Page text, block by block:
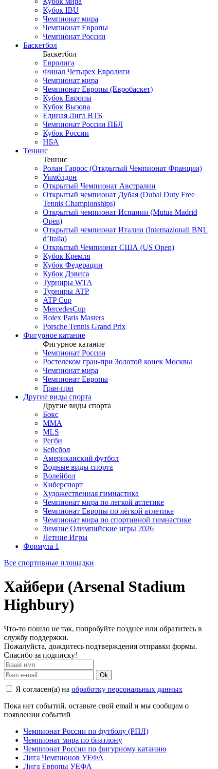
Кубок IBU
Чемпионат мира
Чемпионат Европы
Чемпионат России
Баскетбол
Баскетбол
Евролига
Финал Четырех Евролиги
Чемпионат мира
Чемпионат Европы (Евробаскет)
Кубок Европы
Кубок Вызова
Единая Лига ВТБ
Чемпионат России ПБЛ
Кубок России
НБА
Теннис
Теннис
Ролан Гаррос (Открытый Чемпионат Франции)
Уимблдон
Открытый Чемпионат Австралии
Открытый чемпионат Дубая (Dubai Duty Free
Tennis Championships)
Открытый чемпионат Испании (Mutua Madrid
Open)
Открытый чемпионат Италии (Internazionali BNL
d’Italia)
Открытый Чемпионат США (US Open)
Кубок Кремля
Кубок Федерации
Кубок Дэвиса
Турниры WTA
Турниры ATP
ATP Cup
MercedesCup
Rolex Paris Masters
Porsche Tennis Grand Prix
Фигурное катание
Фигурное катание
Чемпионат России
Ростелеком гран-при Золотой конек Москвы
Чемпионат мира
Чемпионат Европы
Гран-при
Другие виды спорта
Другие виды спорта
Бокс
MMA
MLS
Регби
Бейсбол
Американский футбол
Водные виды спорта
Волейбол
Киберспорт
Художественная гимнастика
Чемпионат мира по легкой атлетике
Чемпионат Европы по лёгкой атлетике
Чемпионат мира по спортивной гимнастике
Зимние Олимпийские игры 2026
Летние Игры
Формула 1
Все спортивные площадки
Хайбери (Arsenal Stadium
Highbury)
Что-то пошло не так, попробуйте позднее или обратитесь в
службу поддержки.
Пожалуйста, дождитесь подтверждения отправки формы.
Спасибо за подписку!
Ok
Я согласен(а) на обработку персональных данных
Пока нет событий, оставьте свой email и мы сообщим о
появлении событий
Чемпионат России по футболу (РПЛ)
Чемпионат мира по биатлону
Чемпионат России по фигурному катанию
Лига Чемпионов УЕФА
Лига Европы УЕФА